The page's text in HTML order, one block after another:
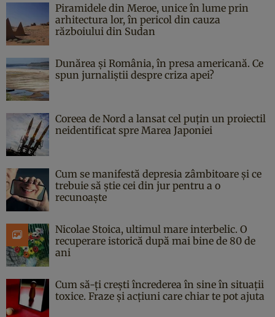
Piramidele din Meroe, unice în lume prin
arhitectura lor, în pericol din cauza
războiului din Sudan
Dunărea și România, în presa americană. Ce
spun jurnaliștii despre criza apei?
Coreea de Nord a lansat cel puțin un proiectil
neidentificat spre Marea Japoniei
Cum se manifestă depresia zâmbitoare și ce
trebuie să știe cei din jur pentru a o
recunoaște
Nicolae Stoica, ultimul mare interbelic. O
recuperare istorică după mai bine de 80 de
ani
Cum să-ți crești încrederea în sine în situații
toxice. Fraze și acțiuni care chiar te pot ajuta